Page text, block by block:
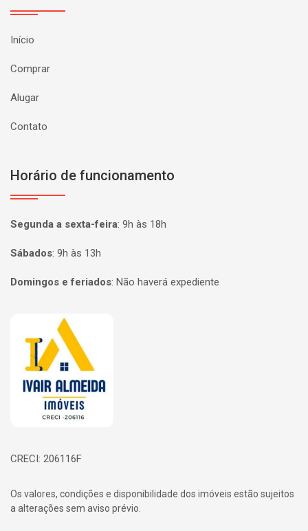
Início
Comprar
Alugar
Contato
Horário de funcionamento
Segunda a sexta-feira: 9h às 18h
Sábados: 9h às 13h
Domingos e feriados: Não haverá expediente
Página inicial
CRECI: 206116F
Os valores, condições e disponibilidade dos imóveis estão sujeitos
a alterações sem aviso prévio.